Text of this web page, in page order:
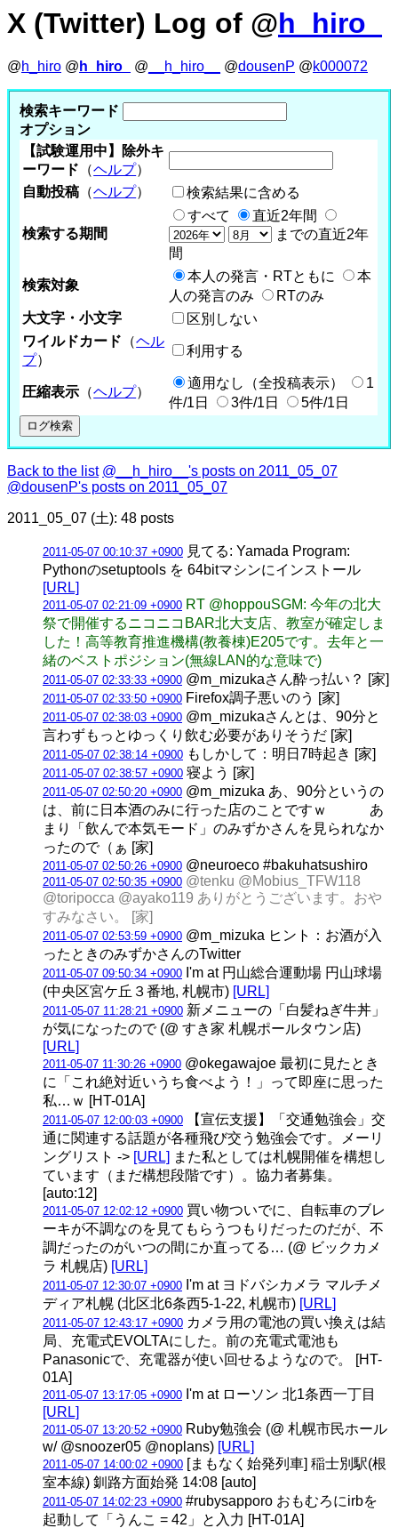
X (Twitter) Log of @h_hiro_
@h_hiro @ h_hiro_ @ __h_hiro__ @dousenP @k000072
検索キーワード
オプション
【試験運用中】除外キ
ーワード （ヘルプ）
自動投稿 （ヘルプ） 検索結果に含める
検索する期間
すべて
直近2年間
までの直近2年
間
検索対象
本人の発言・RTともに
本
人の発言のみ
RTのみ
大文字・小文字
区別しない
ワイルドカード （ヘル
プ）
利用する
圧縮表示 （ヘルプ）
適用なし（全投稿表示）
1
件/1日
3件/1日 5件/1日
Back to the list @__h_hiro__'s posts on 2011_05_07
@dousenP's posts on 2011_05_07
2011_05_07 (土): 48 posts
2011-05-07 00:10:37 +0900 見てる: Yamada Program:
Pythonのsetuptools を 64bitマシンにインストール
[URL]
2011-05-07 02:21:09 +0900 RT @hoppouSGM: 今年の北大
祭で開催するニコニコBAR北大支店、教室が確定しま
した！高等教育推進機構(教養棟)E205です。去年と一
緒のベストポジション(無線LAN的な意味で)
2011-05-07 02:33:33 +0900 @m_mizukaさん酔っ払い？ [家]
2011-05-07 02:33:50 +0900 Firefox調子悪いのう [家]
2011-05-07 02:38:03 +0900 @m_mizukaさんとは、90分と
言わずもっとゆっくり飲む必要がありそうだ [家]
2011-05-07 02:38:14 +0900 もしかして：明日7時起き [家]
2011-05-07 02:38:57 +0900 寝よう [家]
2011-05-07 02:50:20 +0900 @m_mizuka あ、90分というの
は、前に日本酒のみに行った店のことですｗ あ
まり「飲んで本気モード」のみずかさんを見られなか
ったので（ぁ [家]
2011-05-07 02:50:26 +0900 @neuroeco #bakuhatsushiro
2011-05-07 02:50:35 +0900 @tenku @Mobius_TFW118
@toripocca @ayako119 ありがとうございます。おや
すみなさい。 [家]
2011-05-07 02:53:59 +0900 @m_mizuka ヒント：お酒が入
ったときのみずかさんのTwitter
2011-05-07 09:50:34 +0900 I'm at 円山総合運動場 円山球場
(中央区宮ケ丘３番地, 札幌市) [URL]
2011-05-07 11:28:21 +0900 新メニューの「白髪ねぎ牛丼」
が気になったので (@ すき家 札幌ポールタウン店)
[URL]
2011-05-07 11:30:26 +0900 @okegawajoe 最初に見たとき
に「これ絶対近いうち食べよう！」って即座に思った
私…ｗ [HT-01A]
2011-05-07 12:00:03 +0900 【宣伝支援】「交通勉強会」交
通に関連する話題が各種飛び交う勉強会です。メーリ
ングリスト -> [URL] また私としては札幌開催を構想し
ています（まだ構想段階です）。協力者募集。
[auto:12]
2011-05-07 12:02:12 +0900 買い物ついでに、自転車のブレ
ーキが不調なのを見てもらうつもりだったのだが、不
調だったのがいつの間にか直ってる… (@ ビックカメ
ラ 札幌店) [URL]
2011-05-07 12:30:07 +0900 I'm at ヨドバシカメラ マルチメ
ディア札幌 (北区北6条西5-1-22, 札幌市) [URL]
2011-05-07 12:43:17 +0900 カメラ用の電池の買い換えは結
局、充電式EVOLTAにした。前の充電式電池も
Panasonicで、充電器が使い回せるようなので。 [HT-
01A]
2011-05-07 13:17:05 +0900 I'm at ローソン 北1条西一丁目
[URL]
2011-05-07 13:20:52 +0900 Ruby勉強会 (@ 札幌市民ホール
w/ @snoozer05 @noplans) [URL]
2011-05-07 14:00:02 +0900 [まもなく始発列車] 稲士別駅(根
室本線) 釧路方面始発 14:08 [auto]
2011-05-07 14:02:23 +0900 #rubysapporo おもむろにirbを
起動して「うんこ = 42」と入力 [HT-01A]